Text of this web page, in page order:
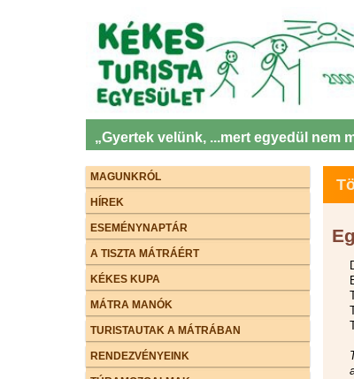
„Gyertek velünk, ...mert egyedül nem
MAGUNKRÓL
HÍREK
ESEMÉNYNAPTÁR
A TISZTA MÁTRÁÉRT
KÉKES KUPA
MÁTRA MANÓK
TURISTAUTAK A MÁTRÁBAN
RENDEZVÉNYEINK